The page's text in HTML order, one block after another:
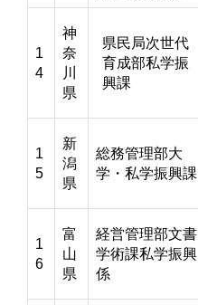
1
4
神
奈
川
県
県民局次世代
育成部私学振
興課
1
5
新
潟
県
総務管理部大
学・私学振興課
1
6
富
山
県
経営管理部文書
学術課私学振興
係